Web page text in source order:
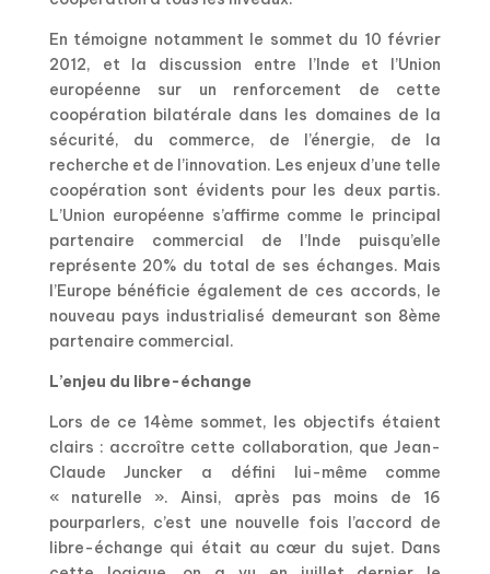
En témoigne notamment le sommet du 10 février
2012, et la discussion entre l’Inde et l’Union
européenne sur un renforcement de cette
coopération bilatérale dans les domaines de la
sécurité, du commerce, de l’énergie, de la
recherche et de l’innovation. Les enjeux d’une telle
coopération sont évidents pour les deux partis.
L’Union européenne s’affirme comme le principal
partenaire commercial de l’Inde puisqu’elle
représente 20% du total de ses échanges. Mais
l’Europe bénéficie également de ces accords, le
nouveau pays industrialisé demeurant son 8ème
partenaire commercial.
L’enjeu du libre-échange
Lors de ce 14ème sommet, les objectifs étaient
clairs : accroître cette collaboration, que Jean-
Claude Juncker a défini lui-même comme
« naturelle ». Ainsi, après pas moins de 16
pourparlers, c’est une nouvelle fois l’accord de
libre-échange qui était au cœur du sujet. Dans